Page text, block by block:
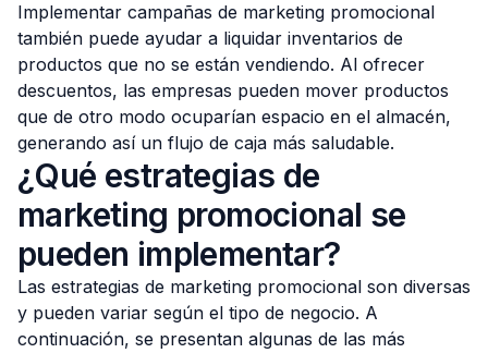
Implementar campañas de marketing promocional
también puede ayudar a liquidar inventarios de
productos que no se están vendiendo. Al ofrecer
descuentos, las empresas pueden mover productos
que de otro modo ocuparían espacio en el almacén,
generando así un flujo de caja más saludable.
¿Qué estrategias de
marketing promocional se
pueden implementar?
Las estrategias de marketing promocional son diversas
y pueden variar según el tipo de negocio. A
continuación, se presentan algunas de las más